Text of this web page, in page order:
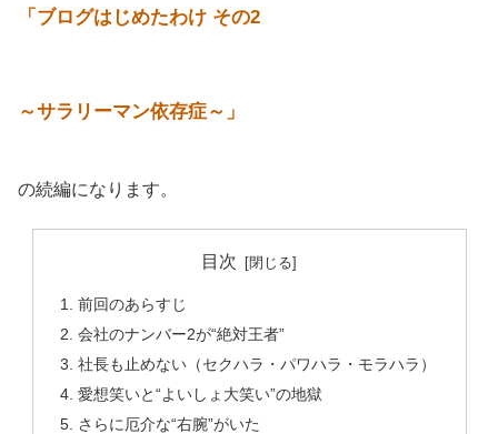
「ブログはじめたわけ その2
～サラリーマン依存症～」
の続編になります。
目次
前回のあらすじ
会社のナンバー2が“絶対王者”
社長も止めない（セクハラ・パワハラ・モラハラ）
愛想笑いと“よいしょ大笑い”の地獄
さらに厄介な“右腕”がいた